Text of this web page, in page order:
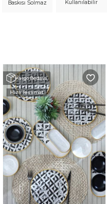
Baskısı Solmaz
Kullanılabilir
Kargo Bedava
Hızlı Teslimat